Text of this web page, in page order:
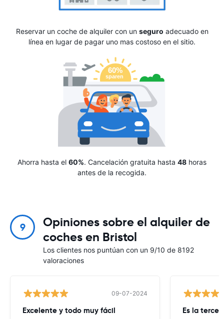
Reservar un coche de alquiler con un seguro adecuado en
línea en lugar de pagar uno mas costoso en el sitio.
Ahorra hasta el 60%. Cancelación gratuita hasta 48 horas
antes de la recogida.
9
Opiniones sobre el alquiler de
coches en Bristol
Los clientes nos puntúan con un 9/10 de 8192
valoraciones
09-07-2024
Excelente y todo muy fácil Es la